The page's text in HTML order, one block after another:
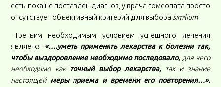
есть пока не поставлен диагноз, у врача-гомеопата просто
отсутствует объективный критерий для выбора similium.
Третьим необходимым условием успешного лечения
является «….уметь применять лекарства к болезни так,
чтобы выздоровление необходимо последовало,для чего
необходимо как точный выбор лекарства, так и знание
настоящей меры приема и времени его повторения…».